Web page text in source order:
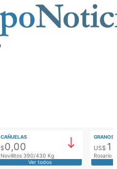
CAÑUELAS
$0,00
Novillitos 390/430 Kg
Ver todos
GRANOS
US$
Rosario